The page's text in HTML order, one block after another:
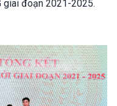
giai đoạn 2021-2025.